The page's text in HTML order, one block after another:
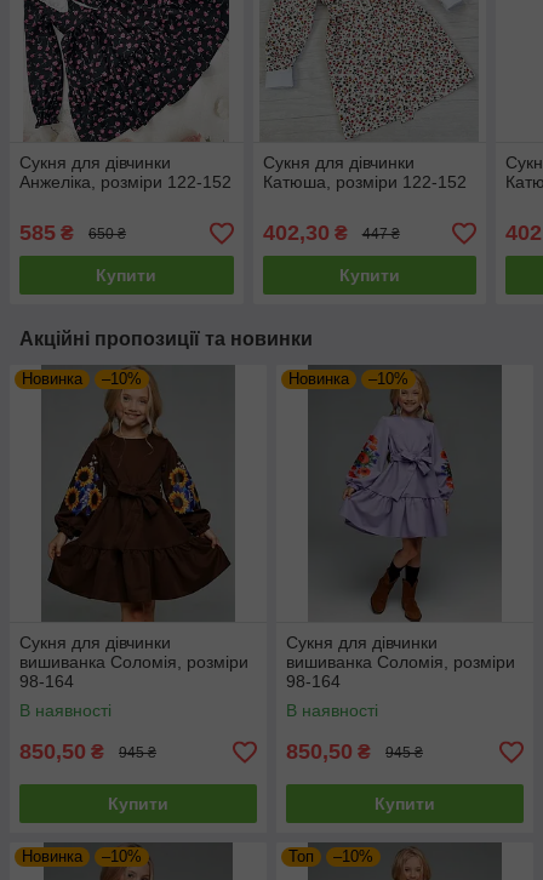
Сукня для дівчинки
Анжеліка, розміри 122-152
585 ₴ 650 ₴
Купити
Сукня для дівчинки
Катюша, розміри 122-152
402,30 ₴ 447 ₴
Купити
Акційні пропозиції та новинки
Новинка –10%
Сукня для дівчинки
вишиванка Соломія, розміри
98-164
В наявності
850,50 ₴ 945 ₴
Купити
Новинка –10%
Сукня для дівчинки
вишиванка Соломія, розміри
98-164
В наявності
850,50 ₴ 945 ₴
Купити
Новинка –10% Топ –10%